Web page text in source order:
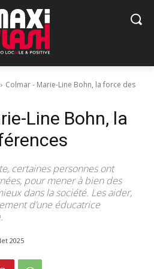
Colmar - Marie-Line Bohn, la force des
Line Bohn, la
certaines personnes ont
pour mener à bien des
dans la société. Les aider,
d’une éducatrice
2025